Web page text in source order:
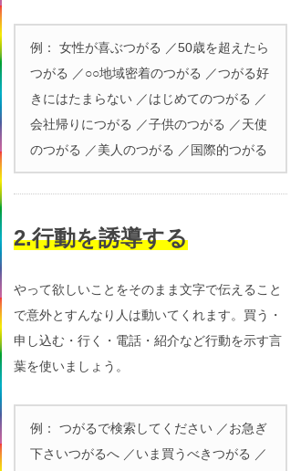
例： 女性が喜ぶつがる ／50歳を超えたら
つがる ／○○地域密着のつがる ／つがる好
きにはたまらない ／はじめてのつがる ／
会社帰りにつがる ／子供のつがる ／天使
のつがる ／美人のつがる ／国際的つがる
2.行動を誘導する
やって欲しいことをそのまま文字で伝えること
で意外とすんなり人は動いてくれます。買う・
申し込む・行く・電話・紹介など行動を示す言
葉を使いましょう。
例： つがるで検索してください ／お急ぎ
下さいつがるへ ／いま買うべきつがる ／